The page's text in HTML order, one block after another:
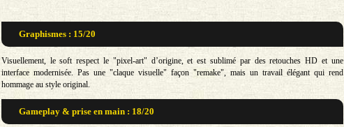
Graphismes : 15/20
Visuellement, le soft respect le "pixel-art" d’origine, et est sublimé par des retouches HD et une
interface modernisée. Pas une "claque visuelle" façon "remake", mais un travail élégant qui rend
hommage au style original.
Gameplay & prise en main : 18/20